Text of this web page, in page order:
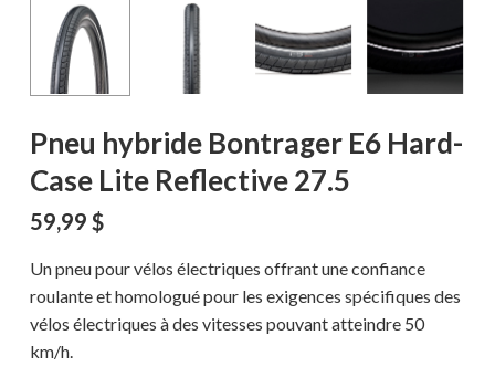
Pneu hybride Bontrager E6 Hard-
Case Lite Reflective 27.5
59,99 $
Un pneu pour vélos électriques offrant une confiance
roulante et homologué pour les exigences spécifiques des
vélos électriques à des vitesses pouvant atteindre 50
km/h.